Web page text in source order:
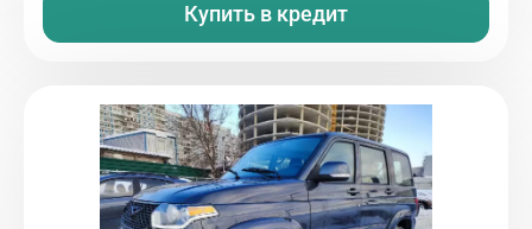
Купить в кредит